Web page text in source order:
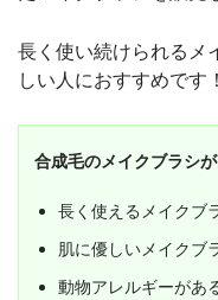
長く使い続けられるメ
しい人におすすめです！
合成毛のメイクブラシ
長く使えるメイクブ
肌に優しいメイクブ
動物アレルギーがあ